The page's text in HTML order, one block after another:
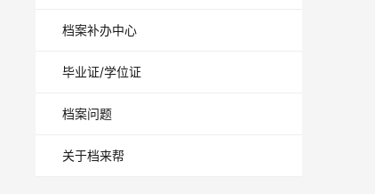
档案补办中心
毕业证/学位证
档案问题
关于档来帮